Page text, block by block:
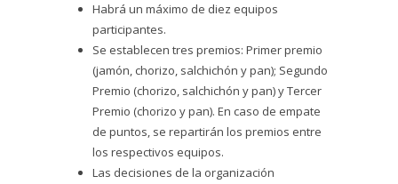
Habrá un máximo de diez equipos
participantes.
Se establecen tres premios: Primer premio
(jamón, chorizo, salchichón y pan); Segundo
Premio (chorizo, salchichón y pan) y Tercer
Premio (chorizo y pan). En caso de empate
de puntos, se repartirán los premios entre
los respectivos equipos.
Las decisiones de la organización